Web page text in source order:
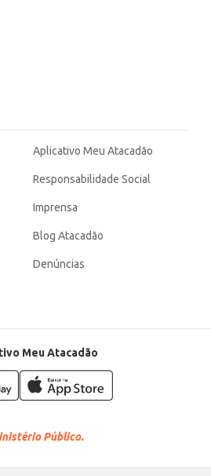
Aplicativo Meu Atacadão
Responsabilidade Social
Imprensa
Blog Atacadão
Denúncias
Meu Atacadão
Público.